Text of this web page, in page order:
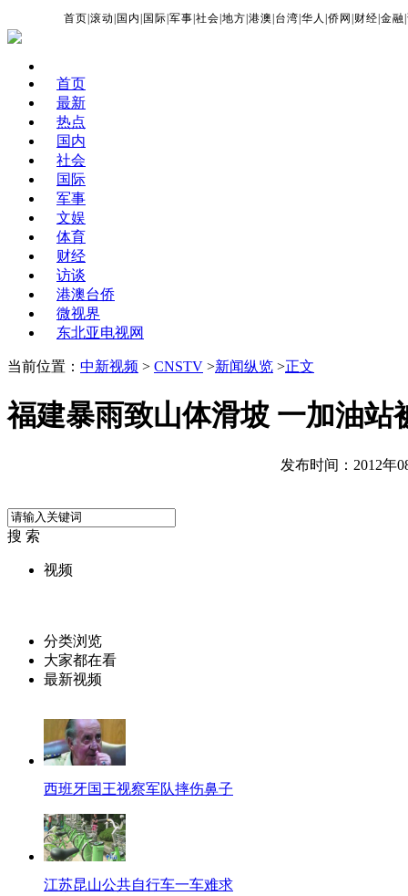
首页 |滚动 国内 国际 |军事 |社会 |地方 |港澳 台湾 |华人 |侨网 财经 |金融 |
首页
最新
热点
国内
社会
国际
军事
文娱
体育
财经
访谈
港澳台侨
微视界
东北亚电视网
当前位置： 中新视频 > CNSTV >新闻纵览 >正文
福建暴雨致山体滑坡 一加油站
发布时间：2012年
搜 索
视频
分类浏览
大家都在看
最新视频
西班牙国王视察军队摔伤鼻子
江苏昆山公共自行车一车难求